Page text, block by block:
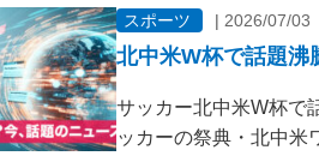
スポーツ | 2026/07/03
北中米W杯で話題沸
サッカー北中米W杯で
ッカーの祭典・北中米